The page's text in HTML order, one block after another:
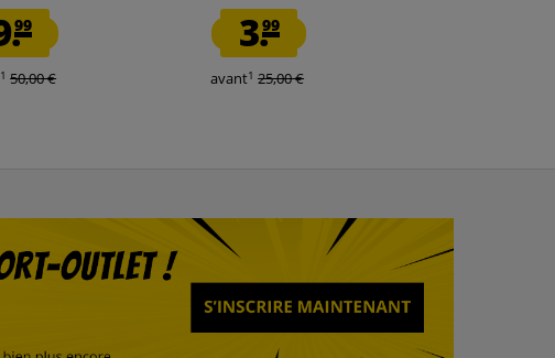
99
1 50,00 €
3.99
avant1 25,00 €